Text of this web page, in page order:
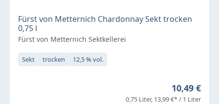
Fürst von Metternich Chardonnay Sekt trocken
0,75 l
Fürst von Metternich Sektkellerei
Sekt trocken 12,5 % vol.
Regulärer
10,49 €
0,75 Liter 13,99 €* / 1 Liter